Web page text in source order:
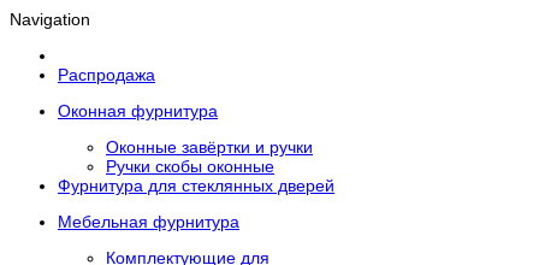
Navigation
Распродажа
Оконная фурнитура
Оконные завёртки и ручки
Ручки скобы оконные
Фурнитура для стеклянных дверей
Мебельная фурнитура
Комплектующие для